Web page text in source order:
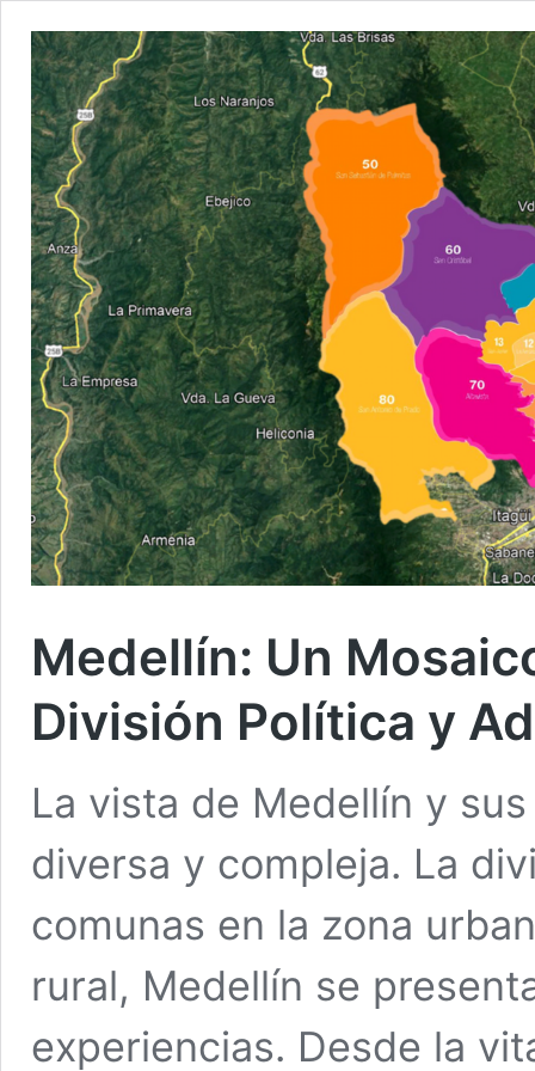
Medellín: Un
División Política y
La vista de Medellín y
diversa y compleja. La
comunas en la zona
rural, Medellín se
experiencias. Desde la